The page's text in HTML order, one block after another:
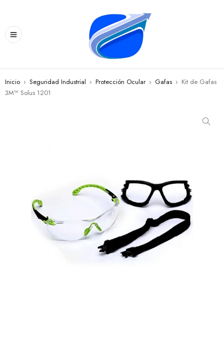
Inicio › Seguridad Industrial › Protección Ocular › Gafas › Kit de Gafas
3M™ Solus 1201